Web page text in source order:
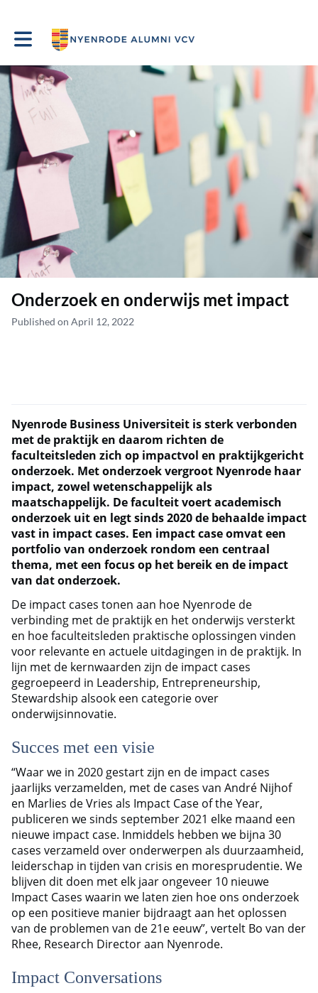
Toggle main navigation
Onderzoek en onderwijs met impact
Published on April 12, 2022
Nyenrode Business Universiteit is sterk verbonden
met de praktijk en daarom richten de
faculteitsleden zich op impactvol en praktijkgericht
onderzoek. Met onderzoek vergroot Nyenrode haar
impact, zowel wetenschappelijk als
maatschappelijk. De faculteit voert academisch
onderzoek uit en legt sinds 2020 de behaalde impact
vast in impact cases. Een impact case omvat een
portfolio van onderzoek rondom een centraal
thema, met een focus op het bereik en de impact
van dat onderzoek.
De impact cases tonen aan hoe Nyenrode de
verbinding met de praktijk en het onderwijs versterkt
en hoe faculteitsleden praktische oplossingen vinden
voor relevante en actuele uitdagingen in de praktijk. In
lijn met de kernwaarden zijn de impact cases
gegroepeerd in Leadership, Entrepreneurship,
Stewardship alsook een categorie over
onderwijsinnovatie.
Succes met een visie
“Waar we in 2020 gestart zijn en de impact cases
jaarlijks verzamelden, met de cases van André Nijhof
en Marlies de Vries als Impact Case of the Year,
publiceren we sinds september 2021 elke maand een
nieuwe impact case. Inmiddels hebben we bijna 30
cases verzameld over onderwerpen als duurzaamheid,
leiderschap in tijden van crisis en moresprudentie. We
blijven dit doen met elk jaar ongeveer 10 nieuwe
Impact Cases waarin we laten zien hoe ons onderzoek
op een positieve manier bijdraagt aan het oplossen
van de problemen van de 21e eeuw”, vertelt Bo van der
Rhee, Research Director aan Nyenrode.
Impact Conversations